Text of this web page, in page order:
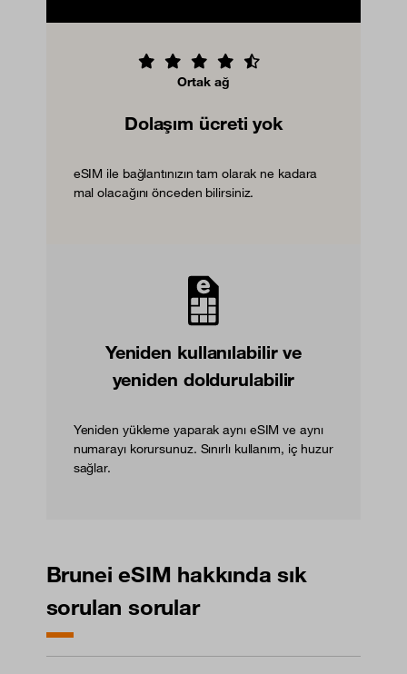
Ortak ağ
Dolaşım ücreti yok
eSIM ile bağlantınızın tam olarak ne kadara
mal olacağını önceden bilirsiniz.
Yeniden kullanılabilir ve
yeniden doldurulabilir
Yeniden yükleme yaparak aynı eSIM ve aynı
numarayı korursunuz. Sınırlı kullanım, iç huzur
sağlar.
Brunei eSIM hakkında sık
sorulan sorular